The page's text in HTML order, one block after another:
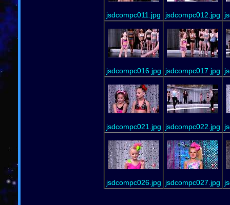
jsdcompc011.jpg jsdcompc012.jpg
jsdcompc016.jpg jsdcompc017.jpg
jsdcompc021.jpg jsdcompc022.jpg
jsdcompc026.jpg jsdcompc027.jpg